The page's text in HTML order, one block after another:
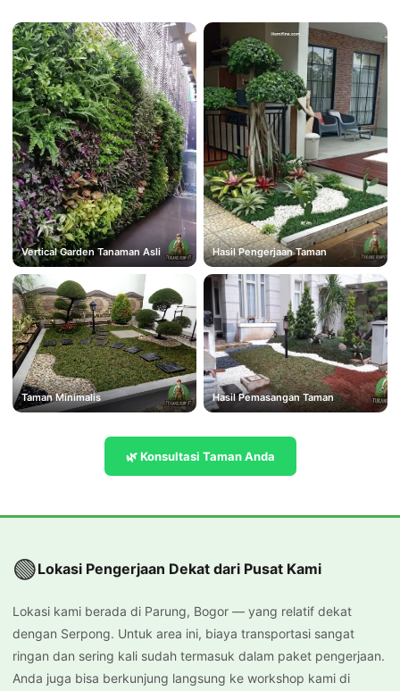
Vertical Garden Tanaman Asli Hasil Pengerjaan Taman
Taman Minimalis Hasil Pemasangan Taman
🌿 Konsultasi Taman Anda
🟢Lokasi Pengerjaan Dekat dari Pusat Kami
Lokasi kami berada di Parung, Bogor — yang relatif dekat
dengan Serpong. Untuk area ini, biaya transportasi sangat
ringan dan sering kali sudah termasuk dalam paket pengerjaan.
Anda juga bisa berkunjung langsung ke workshop kami di